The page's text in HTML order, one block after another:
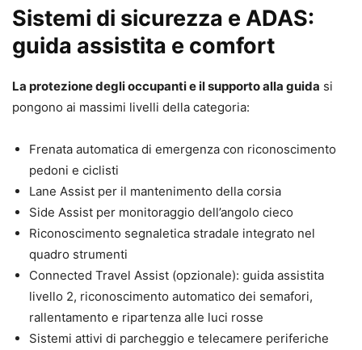
Sistemi di sicurezza e ADAS:
guida assistita e comfort
La protezione degli occupanti e il supporto alla guida si
pongono ai massimi livelli della categoria:
Frenata automatica di emergenza con riconoscimento
pedoni e ciclisti
Lane Assist per il mantenimento della corsia
Side Assist per monitoraggio dell’angolo cieco
Riconoscimento segnaletica stradale integrato nel
quadro strumenti
Connected Travel Assist (opzionale): guida assistita
livello 2, riconoscimento automatico dei semafori,
rallentamento e ripartenza alle luci rosse
Sistemi attivi di parcheggio e telecamere periferiche